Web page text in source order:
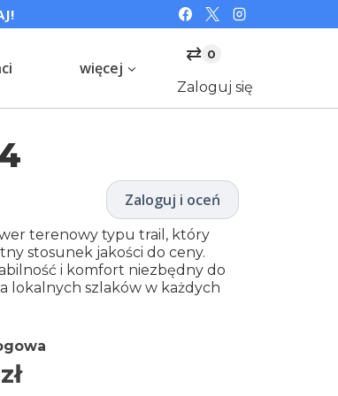
więcej
⇄ 0
Zaloguj się
Zaloguj i oceń
terenowy typu trail, który
stosunek jakości do ceny.
i komfort niezbędny do
lokalnych szlaków w każdych
zł